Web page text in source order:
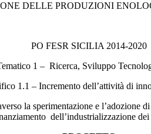
DELLE PRODUZIONI
PO FESR SICILIA 2014-2020
1 – Ricerca, Sviluppo
1.1 – Incremento dell’attività di
la sperimentazione e
dell’industrializzazione